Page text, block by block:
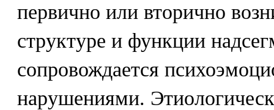
первично или вторично
структуре и функции
сопровождается
нарушениями.